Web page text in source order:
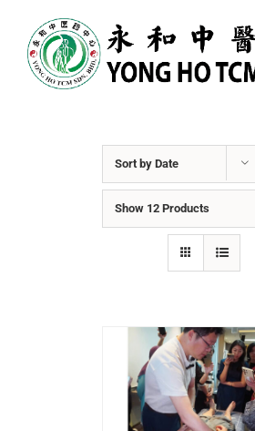
Sort by Date
Show 12 Products